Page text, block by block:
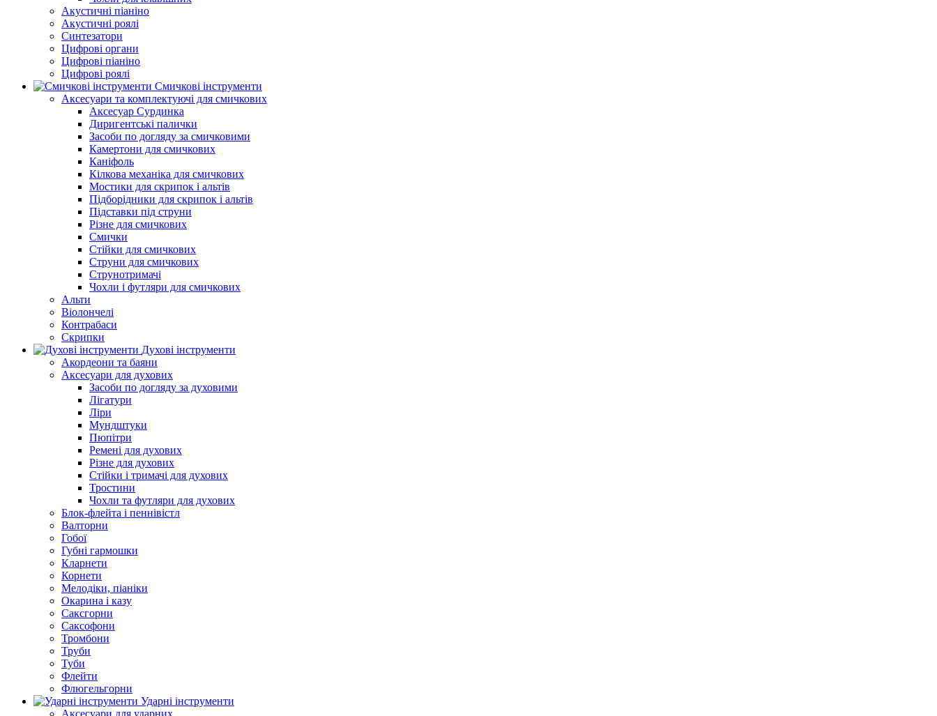
Акустичні піаніно
Акустичні роялі
Синтезатори
Цифрові органи
Цифрові піаніно
Цифрові роялі
Смичкові інструменти
Аксесуари та комплектуючі для смичкових
Аксесуар Сурдинка
Диригентські палички
Засоби по догляду за смичковими
Камертони для смичкових
Каніфоль
Кілкова механіка для смичкових
Мостики для скрипок і альтів
Підборiдники для скрипок і альтів
Підставки під струни
Різне для смичкових
Смички
Стійки для смичкових
Струни для смичкових
Струнотримачі
Чохли і футляри для смичкових
Альти
Віолончелі
Контрабаси
Скрипки
Духові інструменти
Акордеони та баяни
Аксесуари для духових
Засоби по догляду за духовими
Лігатури
Ліри
Мундштуки
Пюпітри
Ремені для духових
Різне для духових
Стійки і тримачі для духових
Тростини
Чохли та футляри для духових
Блок-флейта і пеннівістл
Валторни
Гобої
Губні гармошки
Кларнети
Корнети
Мелодіки, піаніки
Окарина і казу
Саксгорни
Саксофони
Тромбони
Труби
Туби
Флейти
Флюгельгорни
Ударні інструменти
Аксесуари для ударних